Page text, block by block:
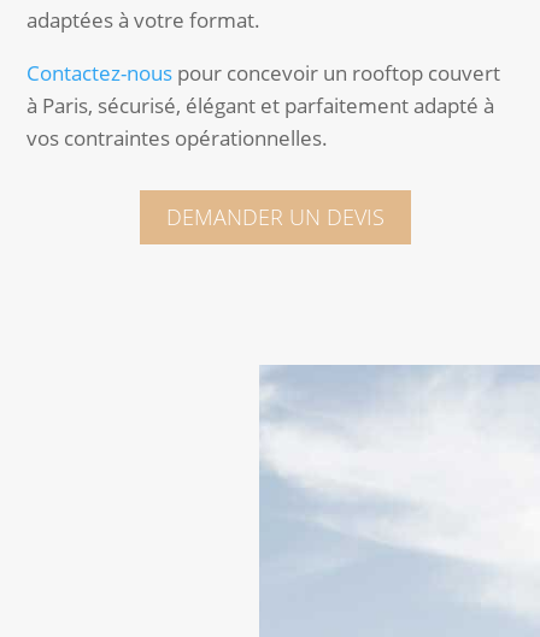
adaptées à votre format.
Contactez-nous pour concevoir un rooftop couvert
à Paris, sécurisé, élégant et parfaitement adapté à
vos contraintes opérationnelles.
DEMANDER UN DEVIS
RÉSERVEZ VOTRE
ROOFTOP POUR VOTRE